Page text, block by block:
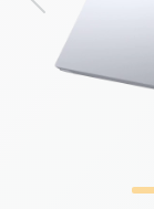
Previous